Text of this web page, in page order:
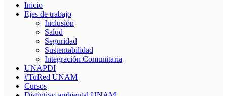
Inicio
Ejes de trabajo
Inclusión
Salud
Seguridad
Sustentabilidad
Integración Comunitaria
UNAPDI
#TuRed UNAM
Cursos